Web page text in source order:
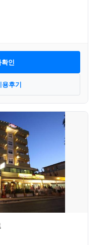
인
용후기